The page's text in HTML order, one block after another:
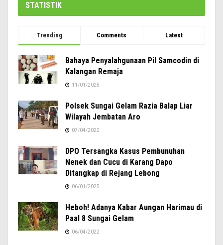
STATISTIK
Trending Comments Latest
Bahaya Penyalahgunaan Pil Samcodin di
Kalangan Remaja
11/01/2025
Polsek Sungai Gelam Razia Balap Liar
Wilayah Jembatan Aro
07/04/2022
DPO Tersangka Kasus Pembunuhan
Nenek dan Cucu di Karang Dapo
Ditangkap di Rejang Lebong
06/01/2025
Heboh! Adanya Kabar Aungan Harimau di
Paal 8 Sungai Gelam
06/04/2022